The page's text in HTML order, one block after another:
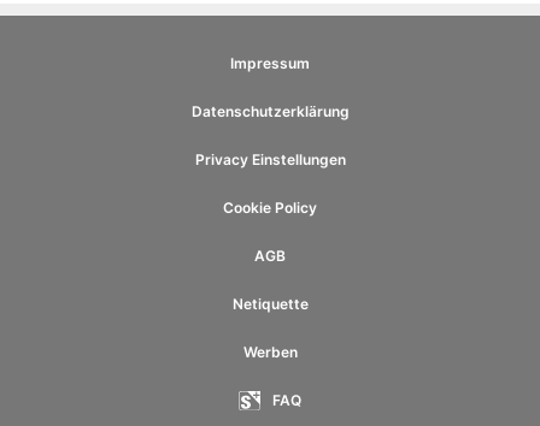
Impressum
Datenschutzerklärung
Privacy Einstellungen
Cookie Policy
AGB
Netiquette
Werben
FAQ